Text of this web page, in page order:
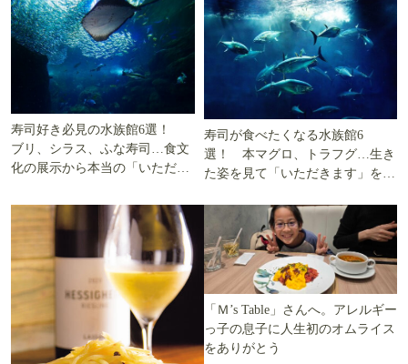
寿司好き必見の水族館6選！
ブリ、シラス、ふな寿司…食文
化の展示から本当の「いただき
寿司が食べたくなる水族館6
選！ 本マグロ、トラフグ…生き
た姿を見て「いただきます」を考
「Ｍ’s Table」さんへ。アレルギー
っ子の息子に人生初のオムライス
をありがとう